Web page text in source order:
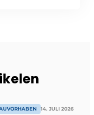
14. JULI 2026